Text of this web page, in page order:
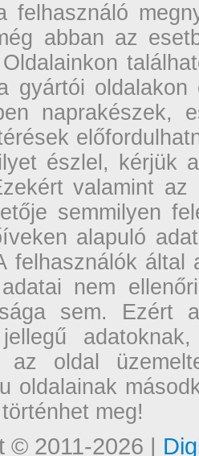
felhasználó
abban az
gyártói oldalakon
naprakészek,
észlel, kérjük
valamint
semmilyen
alapuló
felhasználók
nem
sem. Ezért
az oldal
oldalainak
meg!
© 2011-2026 |